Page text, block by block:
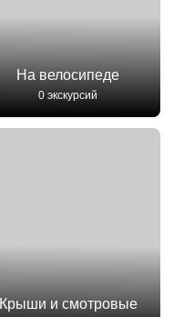
На велосипеде
0 экскурсий
Крыши и смотровые